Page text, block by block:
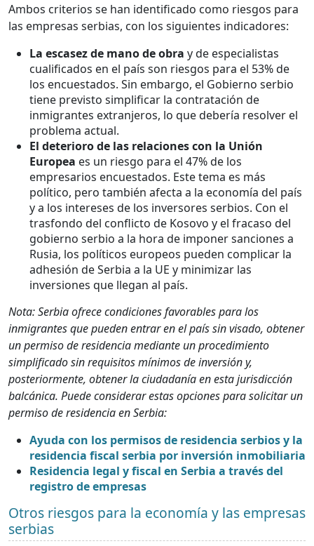
Ambos criterios se han identificado como riesgos para
las empresas serbias, con los siguientes indicadores:
La escasez de mano de obra y de especialistas
cualificados en el país son riesgos para el 53% de
los encuestados. Sin embargo, el Gobierno serbio
tiene previsto simplificar la contratación de
inmigrantes extranjeros, lo que debería resolver el
problema actual.
El deterioro de las relaciones con la Unión
Europea es un riesgo para el 47% de los
empresarios encuestados. Este tema es más
político, pero también afecta a la economía del país
y a los intereses de los inversores serbios. Con el
trasfondo del conflicto de Kosovo y el fracaso del
gobierno serbio a la hora de imponer sanciones a
Rusia, los políticos europeos pueden complicar la
adhesión de Serbia a la UE y minimizar las
inversiones que llegan al país.
Nota: Serbia ofrece condiciones favorables para los
inmigrantes que pueden entrar en el país sin visado, obtener
un permiso de residencia mediante un procedimiento
simplificado sin requisitos mínimos de inversión y,
posteriormente, obtener la ciudadanía en esta jurisdicción
balcánica. Puede considerar estas opciones para solicitar un
permiso de residencia en Serbia:
Ayuda con los permisos de residencia serbios y la
residencia fiscal serbia por inversión inmobiliaria
Residencia legal y fiscal en Serbia a través del
registro de empresas
Otros riesgos para la economía y las empresas
serbias